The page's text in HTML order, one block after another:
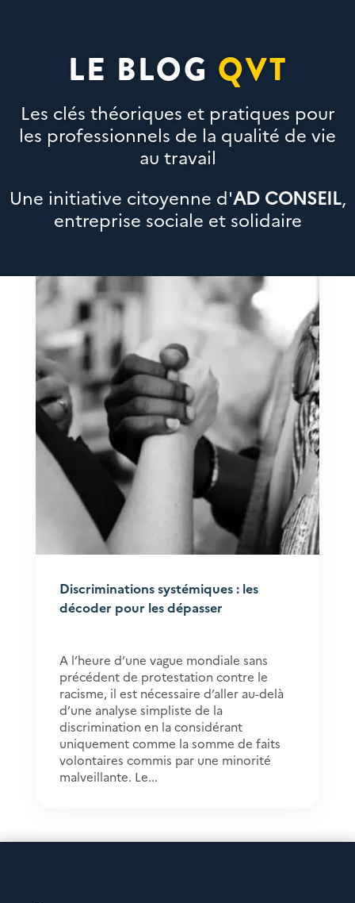
LE BLOG QVT
Les clés théoriques et pratiques pour
les professionnels de la qualité de vie
au travail
Une initiative citoyenne d'AD CONSEIL,
entreprise sociale et solidaire
Discriminations systémiques : les
décoder pour les dépasser
A l’heure d’une vague mondiale sans
précédent de protestation contre le
racisme, il est nécessaire d’aller au-delà
d’une analyse simpliste de la
discrimination en la considérant
uniquement comme la somme de faits
volontaires commis par une minorité
malveillante. Le...